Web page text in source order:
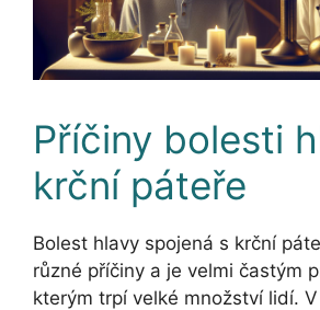
Příčiny bolesti
krční páteře
Bolest hlavy spojená s krční
různé příčiny a je velmi častým
kterým trpí velké množství lidí.